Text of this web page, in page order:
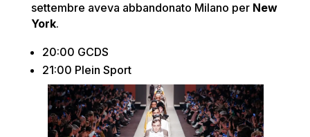
settembre aveva abbandonato Milano per New
York.
20:00 GCDS
21:00 Plein Sport